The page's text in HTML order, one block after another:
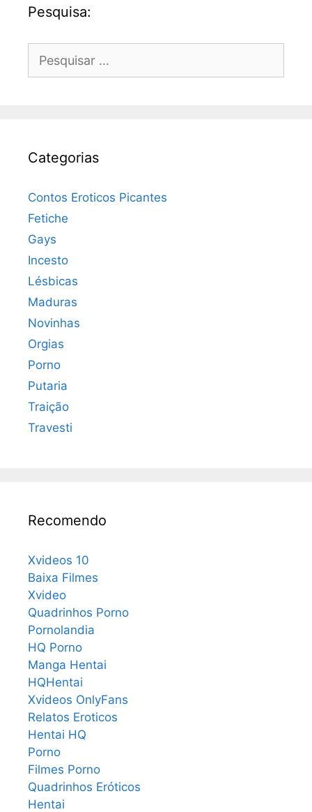
Pesquisa:
por:
Categorias
Contos Eroticos Picantes
Fetiche
Gays
Incesto
Lésbicas
Maduras
Novinhas
Orgias
Porno
Putaria
Traição
Travesti
Recomendo
Xvideos 10
Baixa Filmes
Xvideo
Quadrinhos Porno
Pornolandia
HQ Porno
Manga Hentai
HQHentai
Xvideos OnlyFans
Relatos Eroticos
Hentai HQ
Porno
Filmes Porno
Quadrinhos Eróticos
Hentai